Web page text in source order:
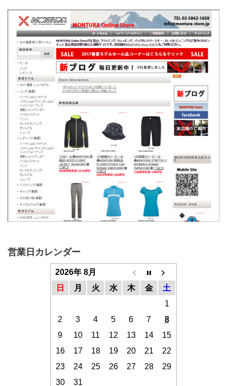
営業日カレンダー
2026年 8月
日
月 火 水 木 金
土
1
2
3 4 5 6 7
8
9
10 11 12 13 14
15
16
17 18 19 20 21
22
23
24 25 26 27 28
29
30
31